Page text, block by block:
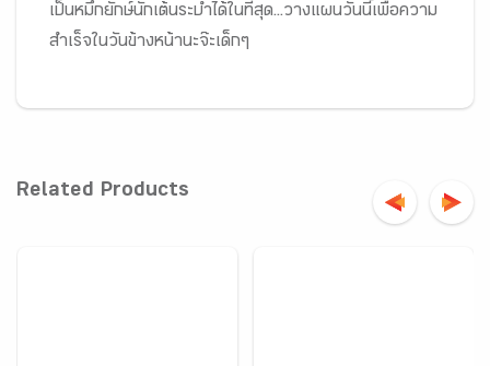
เป็นหมึกยักษ์นักเต้นระบำได้ในที่สุด...วางแผนวันนี้เพื่อความ
สำเร็จในวันข้างหน้านะจ๊ะเด็กๆ
Related Products